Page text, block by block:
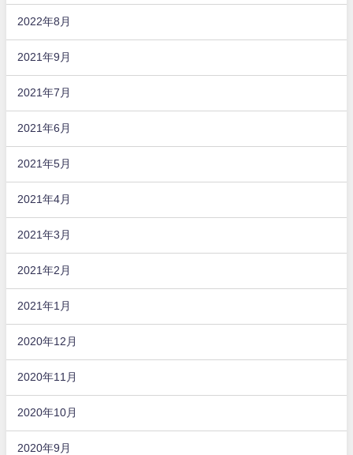
2022年8月
2021年9月
2021年7月
2021年6月
2021年5月
2021年4月
2021年3月
2021年2月
2021年1月
2020年12月
2020年11月
2020年10月
2020年9月